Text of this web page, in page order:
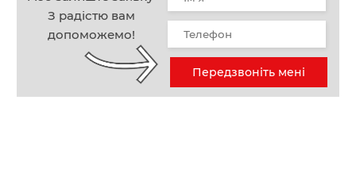
З радістю вам
допоможемо!
Передзвоніть мені